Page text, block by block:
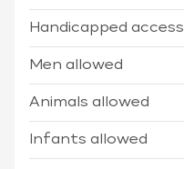
Handicapped access
Men allowed
Animals allowed
Infants allowed